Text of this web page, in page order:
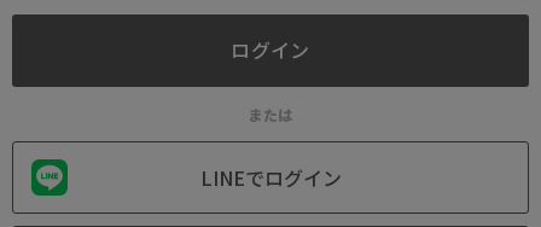
または
LINEでログイン